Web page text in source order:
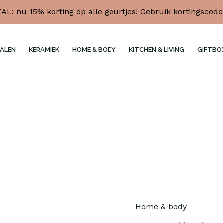
nu 15% korting op alle geurtjes! Gebruik
KERAMIEK HOME & BODY KITCHEN & LIVING
Home & body
huisparfum
100ml